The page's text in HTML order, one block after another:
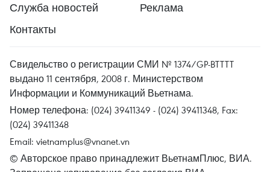
Служба новостей
Реклама
Контакты
Свидельство о регистрации СМИ № 1374/GP-BTTTT
выдано 11 сентября, 2008 г. Министерством
Информации и Коммуникаций Вьетнама.
Номер телефона: (024) 39411349 - (024) 39411348, Fax:
(024) 39411348
Email: vietnamplus@vnanet.vn
© Авторское право принадлежит ВьетнамПлюс, ВИА.